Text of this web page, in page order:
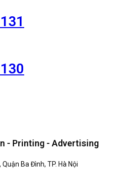
- Printing - Advertising
Ba Đình, TP. Hà Nội